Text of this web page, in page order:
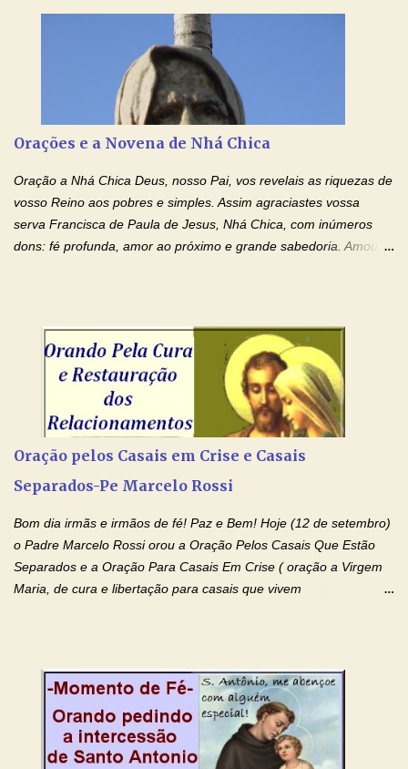
ensanguentadas, chagadas e abertas, sobre mim, neste
momento. Sinto-me completamente sem forças para prosseguir,
carregando as minhas cruzes. Preciso que a força e o poder de
Tuas Mãos, que suportaram a mais profunda dor ao serem
pregadas na Cruz, reergam-me e curem-me agora. Jesus, não
amo. Nós precisamos desesperadamente de cura física e
espiritual, através do toque consolador de tuas Mãos
ensanguentadas e infinitamente poderosas. Eu reconheço,
apesar de toda a minha limitação e da infinidade dos meus ...
Orações e a Novena de Nhá Chica
Oração a Nhá Chica Deus, nosso Pai, vos revelais as riquezas de
vosso Reino aos pobres e simples. Assim agraciastes vossa
serva Francisca de Paula de Jesus, Nhá Chica, com inúmeros
dons: fé profunda, amor ao próximo e grande sabedoria. Amou a
Senhor Jesus Cristo, vosso Filho, na unidade do Espírito Santo.
Amém. Novena a Nhá Chica (Oração para obter os favores
celestiais através da intercessão da Serva de Deus Nhá Chica)
(Rezar durante nove dias seguidos ou intercalados) Nhá Chica,
recorro a vós como intercessora entre a Bondade Divina e as
entregueis nas mãos do Santíssimo o meu pedido urgente (Fazer
o pedido). Acolhei, Nhá Chica, no vosso coração bondoso as
Oração pelos Casais em Crise e Casais
Separados-Pe Marcelo Rossi
Bom dia irmãs e irmãos de fé! Paz e Bem! Hoje (12 de setembro)
o Padre Marcelo Rossi orou a Oração Pelos Casais Que Estão
Separados e a Oração Para Casais Em Crise ( oração a Virgem
Maria, de cura e libertação para casais que vivem
no programa de rádio Momento de Fé, pela cura dos
relacionamentos. Seu relacionamento está doente? Você está
sofrendo? Então ouça o Momento de Fé e entre nesta corrente
de orações abençoadas, d eixe o Amor Ágape de Jesus curar e
restaurar você e seu relacionamento. Adriana-Devoção e Fé